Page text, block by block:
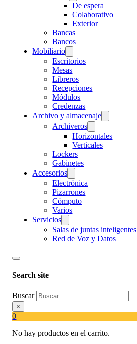
De espera
Colaborativo
Exterior
Bancas
Bancos
Mobiliario
Escritorios
Mesas
Libreros
Recepciones
Módulos
Credenzas
Archivo y almacenaje
Archiveros
Horizontales
Verticales
Lockers
Gabinetes
Accesorios
Electrónica
Pizarrones
Cómputo
Varios
Servicios
Salas de juntas inteligentes
Red de Voz y Datos
Search site
Buscar
×
0
No hay productos en el carrito.